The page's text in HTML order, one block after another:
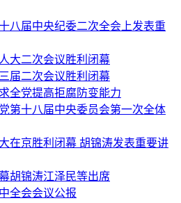
八届中央纪委二次全会上发表重
大二次会议胜利闭幕
届二次会议胜利闭幕
全党提高拒腐防变能力
第十八届中央委员会第一次全体
在京胜利闭幕 胡锦涛发表重要讲
胡锦涛江泽民等出席
全会会议公报